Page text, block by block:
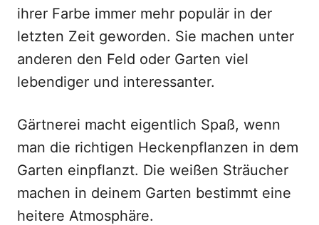
ihrer Farbe immer mehr populär in der
letzten Zeit geworden. Sie machen unter
anderen den Feld oder Garten viel
lebendiger und interessanter.
Gärtnerei macht eigentlich Spaß, wenn
man die richtigen Heckenpflanzen in dem
Garten einpflanzt. Die weißen Sträucher
machen in deinem Garten bestimmt eine
heitere Atmosphäre.